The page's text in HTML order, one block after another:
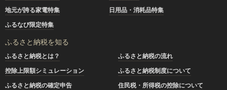
地元が誇る家電特集
日用品・消耗品特集
ふるなび限定特集
ふるさと納税を知る
ふるさと納税とは？
ふるさと納税の流れ
控除上限額シミュレーション
ふるさと納税制度について
ふるさと納税の確定申告
住民税・所得税の控除について